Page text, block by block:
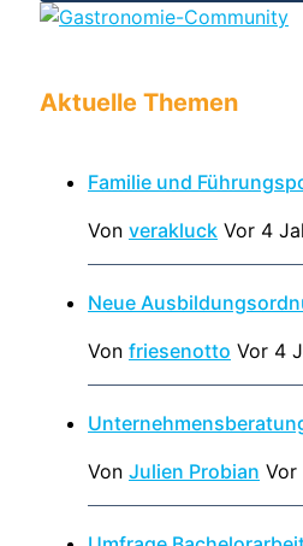
Aktuelle Themen
Familie und
Von verakluck Vor 4
Neue
Von friesenotto Vor 4
Von Julien Probian Vor